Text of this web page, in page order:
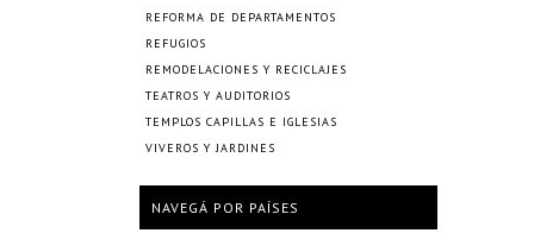
REFORMA DE DEPARTAMENTOS
REFUGIOS
REMODELACIONES Y RECICLAJES
TEATROS Y AUDITORIOS
TEMPLOS CAPILLAS E IGLESIAS
VIVEROS Y JARDINES
NAVEGÁ POR PAÍSES